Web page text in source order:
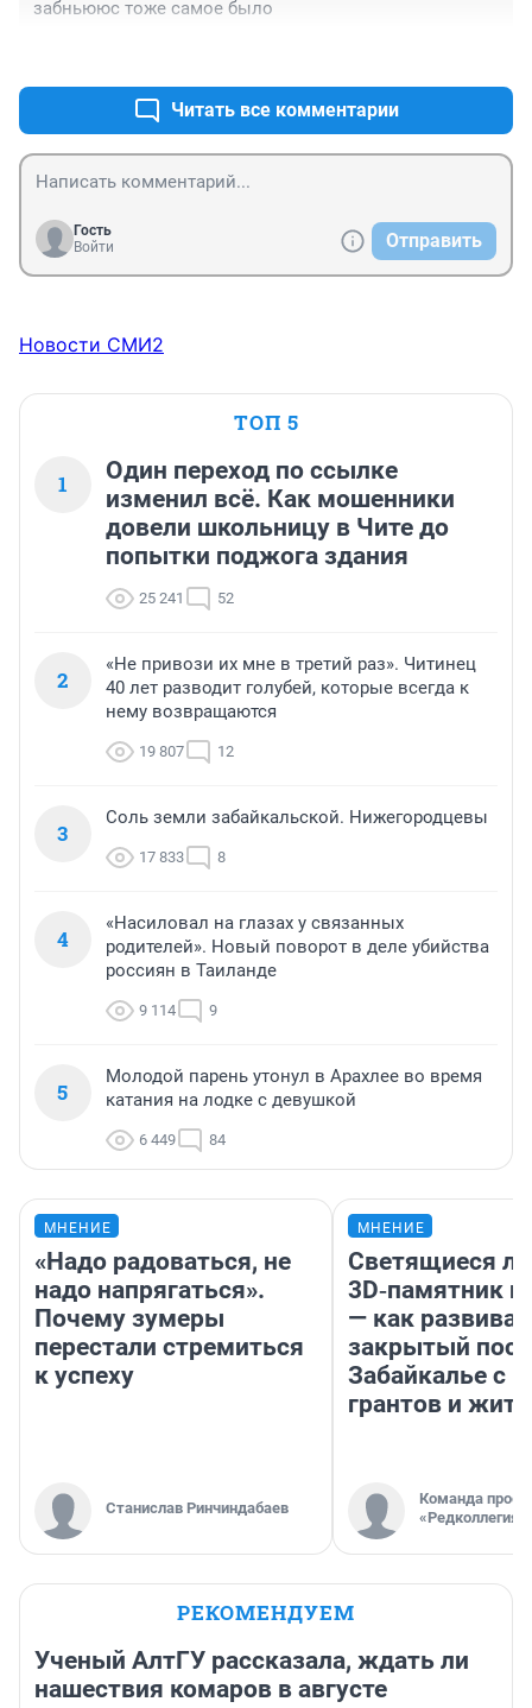
забньююс тоже самое было
Читать все комментарии
Гость
Войти
Отправить
Новости СМИ2
ТОП 5
1
Один переход по ссылке
изменил всё. Как мошенники
довели школьницу в Чите до
попытки поджога здания
25 241 52
2
«Не привози их мне в третий раз». Читинец
40 лет разводит голубей, которые всегда к
нему возвращаются
19 807 12
3
Соль земли забайкальской. Нижегородцевы
17 833 8
4
«Насиловал на глазах у связанных
родителей». Новый поворот в деле убийства
россиян в Таиланде
9 114 9
5
Молодой парень утонул в Арахлее во время
катания на лодке с девушкой
6 449 84
МНЕНИЕ
«Надо радоваться, не
надо напрягаться».
Почему зумеры
перестали стремиться
к успеху
Станислав Ринчиндабаев
МНЕНИЕ
Светящиеся
3D‑памятник и
— как
закрытый
Забайкалье с
грантов и
Команда
«Редколлегия»
РЕКОМЕНДУЕМ
Ученый АлтГУ рассказала, ждать ли
нашествия комаров в августе